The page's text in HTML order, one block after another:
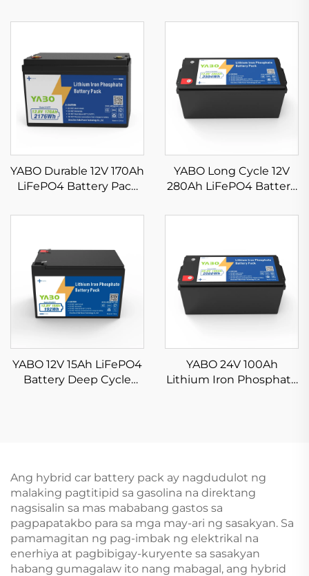
YABO Durable 12V 170Ah
LiFePO4 Battery Pack
Iron Phosphate Battery
Energy Storage System
YABO Long Cycle 12V
280Ah LiFePO4 Battery
Phosphate Deep Cycle
Solar Power
YABO 12V 15Ah LiFePO4
Battery Deep Cycle
System at Backup
Power
YABO 24V 100Ah
Lithium Iron Phosphate
Ang hybrid car battery pack ay nagdudulot ng
malaking pagtitipid sa gasolina na direktang
nagsisalin sa mas mababang gastos sa
pagpapatakbo para sa mga may-ari ng sasakyan. Sa
pamamagitan ng pag-imbak ng elektrikal na
enerhiya at pagbibigay-kuryente sa sasakyan
habang gumagalaw ito nang mabagal, ang hybrid